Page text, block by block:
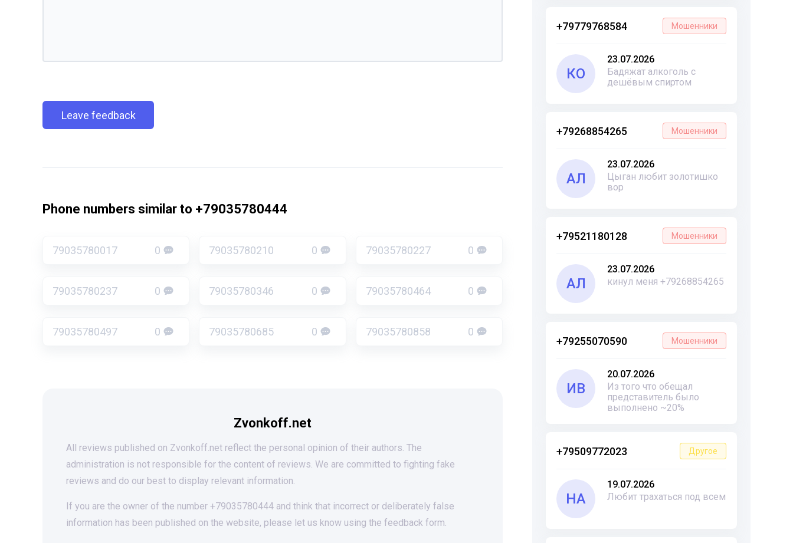
+79779768584 Мошенники
КО
23.07.2026
Бадяжат алкоголь с
дешёвым спиртом
+79268854265 Мошенники
АЛ
23.07.2026
Цыган любит золотишко
вор
+79521180128 Мошенники
АЛ
23.07.2026
кинул меня +79268854265
+79255070590 Мошенники
ИВ
20.07.2026
Из того что обещал
представитель было
выполнено ~20%
+79509772023 Другое
НА
19.07.2026
Любит трахаться под всем
Leave feedback
Phone numbers similar to +79035780444
79035780017 0 79035780210 0 79035780227 0
79035780237 0 79035780346 0 79035780464 0
79035780497 0 79035780685 0 79035780858 0
Zvonkoff.net
All reviews published on Zvonkoff.net reflect the personal opinion of their authors. The
administration is not responsible for the content of reviews. We are committed to fighting fake
reviews and do our best to display relevant information.
If you are the owner of the number +79035780444 and think that incorrect or deliberately false
information has been published on the website, please let us know using the feedback form.